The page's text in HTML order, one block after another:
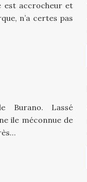
est accrocheur et
n’a certes pas
Burano. Lassé
ile méconnue de